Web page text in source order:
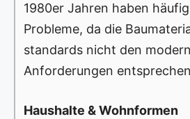
1980er Jahren haben
Probleme, da die
standards nicht den
Anforderungen
Haushalte & Wohnformen